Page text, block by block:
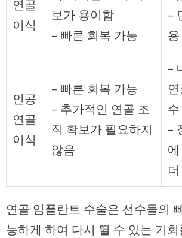
연골
이식
보가 용이함
– 빠른 회복 가능
–
인공
연골
이식
– 빠른 회복 가능
– 추가적인 연골 조
직 확보가 필요하지
않음
–
–
연골 임플란트 수술은 선수들의
능하게 하여 다시 뛸 수 있는 기